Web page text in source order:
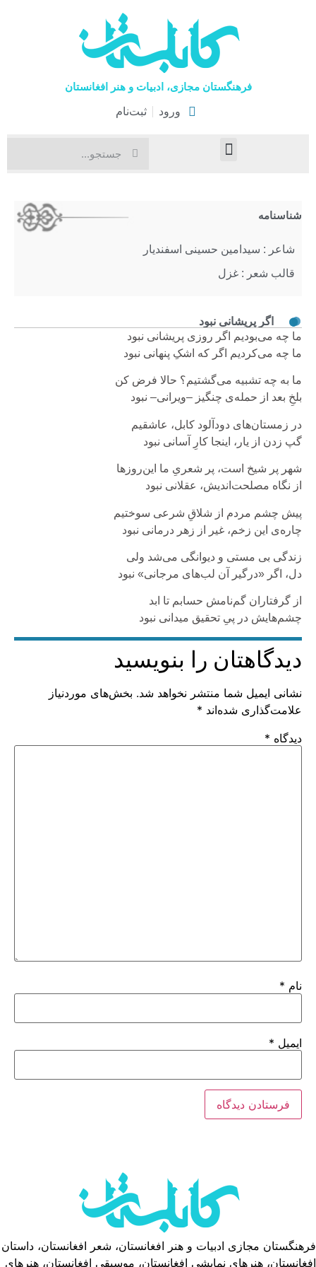
فرهنگستان مجازی، ادبیات و هنر افغانستان
ورود ثبت‌نام
اگر پریشانی نبود
ما چه می‌بودیم اگر روزی پریشانی نبود
ما چه می‌کردیم اگر که اشکِ پنهانی نبود
ما به چه تشبیه می‌گشتیم؟ حالا فرض کن
بلخِ بعد از حمله‌ی چنگیز –ویرانی– نبود
در زمستان‌های دودآلود کابل، عاشقیم
گپ زدن از یار، اینجا کارِ آسانی نبود
شهر پر شیخ است، پر شعری‌ِ ما این‌روزها
از نگاه مصلحت‌اندیش، عقلانی نبود
پیش چشم مردم از شلاقِ شرعی سوختیم
چاره‌ی این زخم، غیر از زهر درمانی نبود
زندگی بی مستی ‌و دیوانگی می‌شد ولی
دل، اگر «درگیر آن لب‌های مرجانی» نبود
از گرفتاران گم‌نامش حسابم تا ابد
چشم‌هایش در پیِ تحقیق میدانی نبود
دیدگاهتان را بنویسید
نشانی ایمیل شما منتشر نخواهد شد. بخش‌های موردنیاز
علامت‌گذاری شده‌اند *
دیدگاه *
نام *
ایمیل *
شناسنامه
شاعر : سیدامین حسینی اسفندیار
قالب شعر : غزل
فرهنگستان مجازی ادبیات و هنر افغانستان، شعر افغانستان، داستان
افغانستان، هنرهای نمایشی افغانستان، موسیقی افغانستان، هنرهای